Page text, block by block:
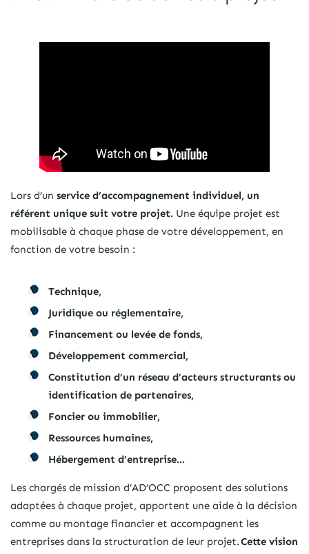
Lors d’un service d’accompagnement individuel, un
référent unique suit votre projet. Une équipe projet est
mobilisable à chaque phase de votre développement, en
fonction de votre besoin :
Technique,
Juridique ou réglementaire,
Financement ou levée de fonds,
Développement commercial,
Constitution d’un réseau d’acteurs structurants ou
identification de partenaires,
Foncier ou immobilier,
Ressources humaines,
Hébergement d’entreprise…
Les chargés de mission d’AD’OCC proposent des solutions
adaptées à chaque projet, apportent une aide à la décision
comme au montage financier et accompagnent les
entreprises dans la structuration de leur projet.Cette vision